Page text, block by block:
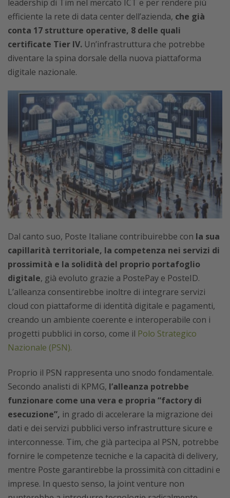
leadership di Tim nel mercato ICT e per rendere più
efficiente la rete di data center dell’azienda, che già
conta 17 strutture operative, 8 delle quali
certificate Tier IV. Un’infrastruttura che potrebbe
diventare la spina dorsale della nuova piattaforma
digitale nazionale.
Dal canto suo, Poste Italiane contribuirebbe con la sua
capillarità territoriale, la competenza nei servizi di
prossimità e la solidità del proprio portafoglio
digitale, già evoluto grazie a PostePay e PosteID.
L’alleanza consentirebbe inoltre di integrare servizi
cloud con piattaforme di identità digitale e pagamenti,
creando un ambiente coerente e interoperabile con i
progetti pubblici in corso, come il Polo Strategico
Nazionale (PSN).
Proprio il PSN rappresenta uno snodo fondamentale.
Secondo analisti di KPMG, l’alleanza potrebbe
funzionare come una vera e propria “factory di
esecuzione”, in grado di accelerare la migrazione dei
dati e dei servizi pubblici verso infrastrutture sicure e
interconnesse. Tim, che già partecipa al PSN, potrebbe
fornire le competenze tecniche e la capacità di delivery,
mentre Poste garantirebbe la prossimità con cittadini e
imprese. In questo senso, la joint venture non